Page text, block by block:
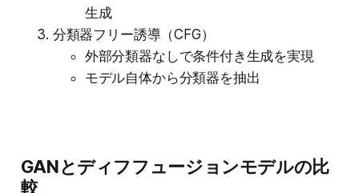
生成
分類器フリー誘導（CFG）
外部分類器なしで条件付き生成を実現
モデル自体から分類器を抽出
GANとディフフュージョンモデルの比
較